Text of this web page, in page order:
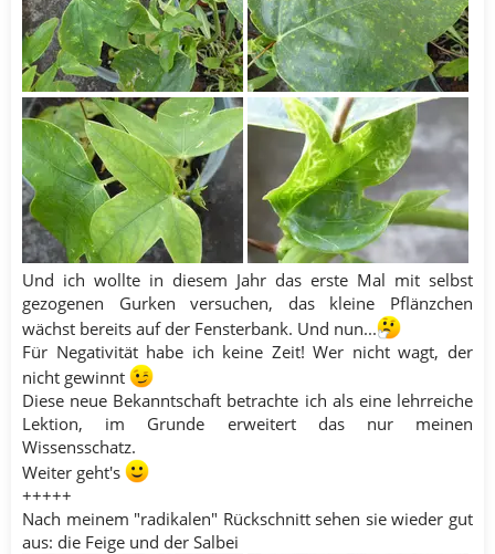
Und ich wollte in diesem Jahr das erste Mal mit selbst
gezogenen Gurken versuchen, das kleine Pflänzchen
wächst bereits auf der Fensterbank. Und nun...
Für Negativität habe ich keine Zeit! Wer nicht wagt, der
nicht gewinnt
Diese neue Bekanntschaft betrachte ich als eine lehrreiche
Lektion, im Grunde erweitert das nur meinen
Wissensschatz.​
Weiter geht's
+++++
Nach meinem "radikalen" Rückschnitt sehen sie wieder gut
aus: die Feige und der Salbei